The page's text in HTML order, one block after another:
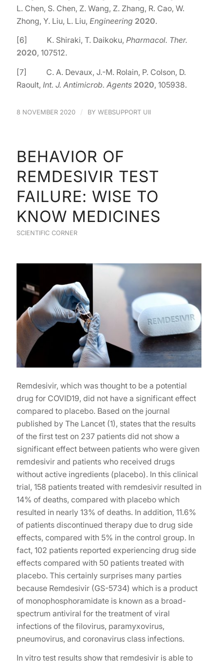
L. Chen, S. Chen, Z. Wang, Z. Zhang, R. Cao, W.
Zhong, Y. Liu, L. Liu, Engineering 2020.
[6] K. Shiraki, T. Daikoku, Pharmacol. Ther.
2020, 107512.
[7] C. A. Devaux, J.-M. Rolain, P. Colson, D.
Raoult, Int. J. Antimicrob. Agents 2020, 105938.
8 NOVEMBER 2020 / BY WEBSUPPORT UII
BEHAVIOR OF
REMDESIVIR TEST
FAILURE: WISE TO
KNOW MEDICINES
SCIENTIFIC CORNER
Remdesivir, which was thought to be a potential
drug for COVID19, did not have a significant effect
compared to placebo. Based on the journal
published by The Lancet (1), states that the results
of the first test on 237 patients did not show a
significant effect between patients who were given
remdesivir and patients who received drugs
without active ingredients (placebo). In this clinical
trial, 158 patients treated with remdesivir resulted in
14% of deaths, compared with placebo which
resulted in nearly 13% of deaths. In addition, 11.6%
of patients discontinued therapy due to drug side
effects, compared with 5% in the control group. In
fact, 102 patients reported experiencing drug side
effects compared with 50 patients treated with
placebo. This certainly surprises many parties
because Remdesivir (GS-5734) which is a product
of monophosphoramidate is known as a broad-
spectrum antiviral for the treatment of viral
infections of the filovirus, paramyxovirus,
pneumovirus, and coronavirus class infections.
In vitro test results show that remdesivir is able to